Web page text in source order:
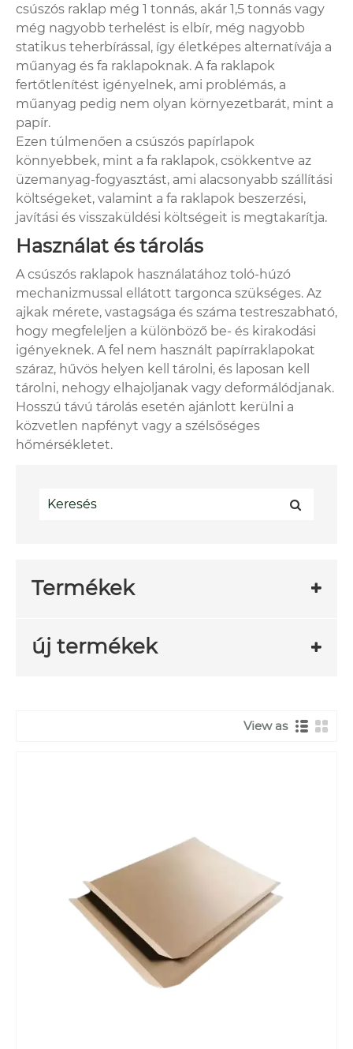
csúszós raklap még 1 tonnás, akár 1,5 tonnás vagy
még nagyobb terhelést is elbír, még nagyobb
statikus teherbírással, így életképes alternatívája a
műanyag és fa raklapoknak. A fa raklapok
fertőtlenítést igényelnek, ami problémás, a
műanyag pedig nem olyan környezetbarát, mint a
papír.
Ezen túlmenően a csúszós papírlapok
könnyebbek, mint a fa raklapok, csökkentve az
üzemanyag-fogyasztást, ami alacsonyabb szállítási
költségeket, valamint a fa raklapok beszerzési,
javítási és visszaküldési költségeit is megtakarítja.
Használat és tárolás
A csúszós raklapok használatához toló-húzó
mechanizmussal ellátott targonca szükséges. Az
ajkak mérete, vastagsága és száma testreszabható,
hogy megfeleljen a különböző be- és kirakodási
igényeknek. A fel nem használt papírraklapokat
száraz, hűvös helyen kell tárolni, és laposan kell
tárolni, nehogy elhajoljanak vagy deformálódjanak.
Hosszú távú tárolás esetén ajánlott kerülni a
közvetlen napfényt vagy a szélsőséges
hőmérsékletet.
Termékek
új termékek
View as